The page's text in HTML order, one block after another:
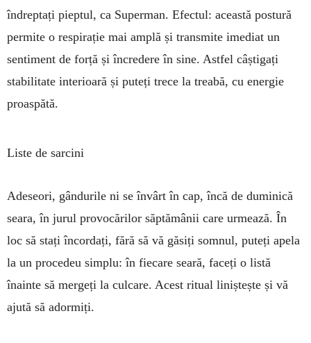
îndreptați pieptul, ca Superman. Efectul: această postură
permite o respirație mai amplă și transmite imediat un
sentiment de forță și încredere în sine. Astfel câștigați
stabilitate interioară și puteți trece la treabă, cu energie
proaspătă.
Liste de sarcini
Adeseori, gândurile ni se învârt în cap, încă de duminică
seara, în jurul provocărilor săptămânii care urmează. În
loc să stați încordați, fără să vă găsiți somnul, puteți apela
la un procedeu simplu: în fiecare seară, faceți o listă
înainte să mergeți la culcare. Acest ritual liniștește și vă
ajută să adormiți.